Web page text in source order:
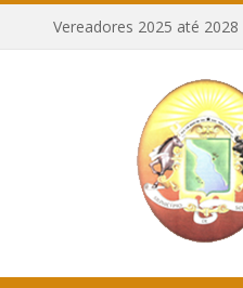
Vereadores 2025 até 2028